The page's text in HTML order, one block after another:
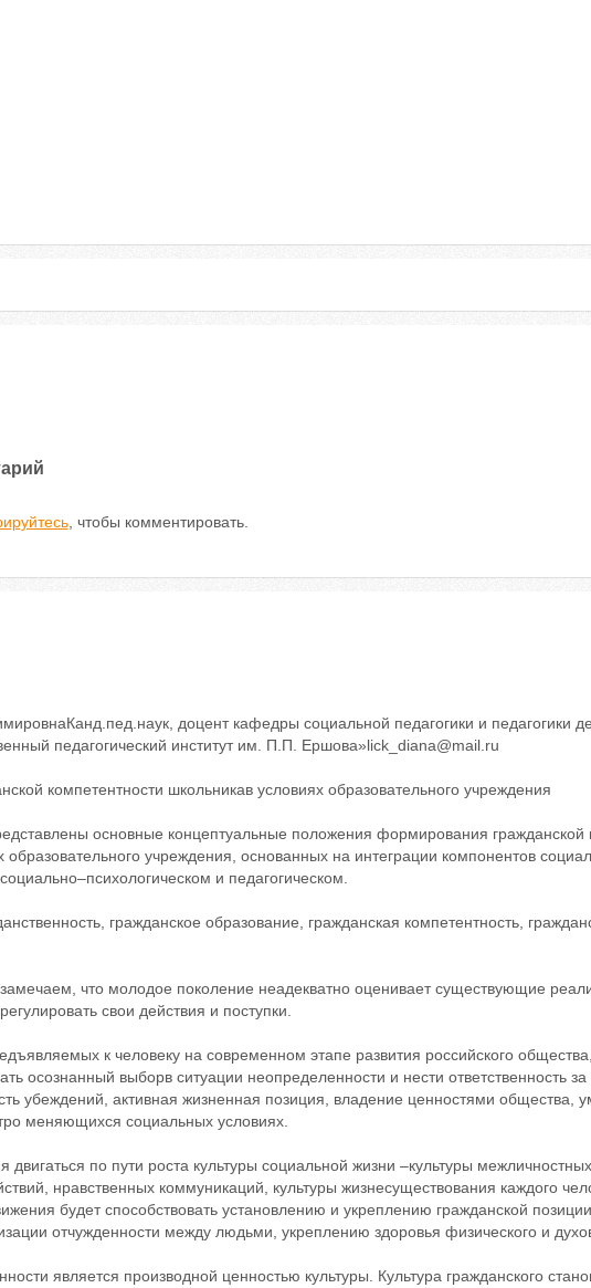
, чтобы комментировать.
доцент кафедры социальной педагогики и педагогики
педагогический институт им. П.П. Ершова»lick_diana@mail.ru
компетентности школьникав условиях образовательного учреждения
основные концептуальные положения формирования гражданской
образовательного учреждения, основанных на интеграции компонентов
и педагогическом.
гражданское образование, гражданская компетентность,
что молодое поколение неадекватно оценивает существующие
свои действия и поступки.
к человеку на современном этапе развития российского
осознанный выборв ситуации неопределенности и нести ответственность
убеждений, активная жизненная позиция, владение ценностями общества,
меняющихся социальных условиях.
по пути роста культуры социальной жизни –культуры
нравственных коммуникаций, культуры жизнесуществования каждого
будет способствовать установлению и укреплению гражданской
отчужденности между людьми, укреплению здоровья физического и
является производной ценностью культуры. Культура гражданского